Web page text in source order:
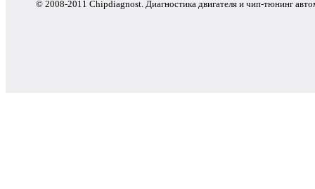
© 2008-2011 Chipdiagnost. Диагностика двигателя и чип-тюнинг